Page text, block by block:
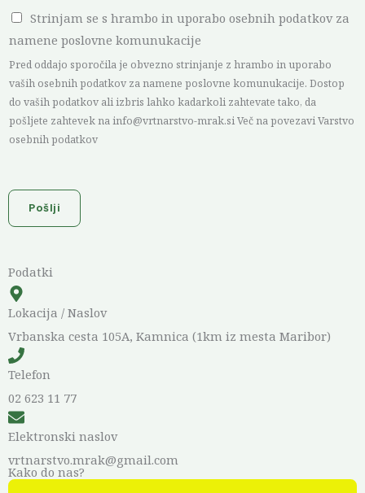
e
c
b
o
x
S
o
o
i
l
o
C
h
e
c
k
b
I
s
*
Strinjam se s hrambo in uporabo osebnih podatkov za
namene poslovne komunukacije
Pred oddajo sporočila je obvezno strinjanje z hrambo in uporabo
vaših osebnih podatkov za namene poslovne komunukacije. Dostop
do vaših podatkov ali izbris lahko kadarkoli zahtevate tako, da
pošljete zahtevek na info@vrtnarstvo-mrak.si Več na povezavi Varstvo
osebnih podatkov
Pošlji
Podatki
Lokacija / Naslov
Vrbanska cesta 105A, Kamnica (1km iz mesta Maribor)
Telefon
02 623 11 77
Elektronski naslov
vrtnarstvo.mrak@gmail.com
Kako do nas?